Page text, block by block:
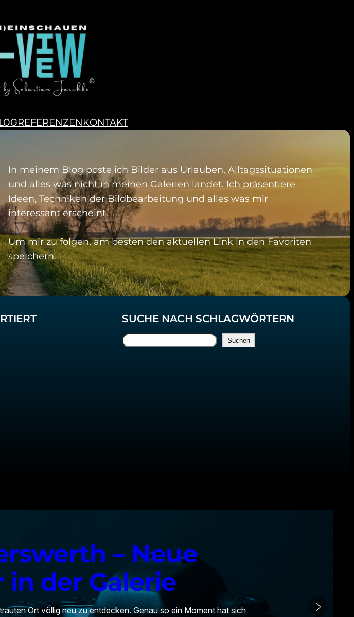
REFERENZENKONTAKT
In meinem Blog poste ich Bilder aus Urlauben, Alltagssituationen
und alles was nicht in meinen Galerien landet. Ich präsentiere
Ideen, Techniken der Bildbearbeitung und alles was mir
interessant erscheint.
Um mir zu folgen, am besten den aktuellen Link in den Favoriten
speichern.
SUCHE NACH SCHLAGWÖRTERN
S
Suchen
– Neue
in der Galerie
Ort völlig neu zu entdecken. Genau so ein Moment hat sich